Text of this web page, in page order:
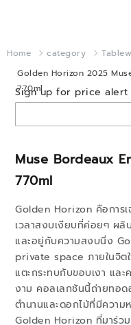
Home category
Golden Horizon 2025
770ml
Muse Bordeaux
770ml
Golden Horizon คือการ
เวลาสงบเงียบที่ค่อยๆ ผลิ
และอยู่กับความสงบนิ่ง
private space ภายในจิ
แตะกระทบกับขอบเงา แล
งาม คอลเลกชันนี้ถ่ายทอด
ตำนานและดอกไม้ที่มีความ
Golden Horizon ที่มาร่ว
Sign up for price alert